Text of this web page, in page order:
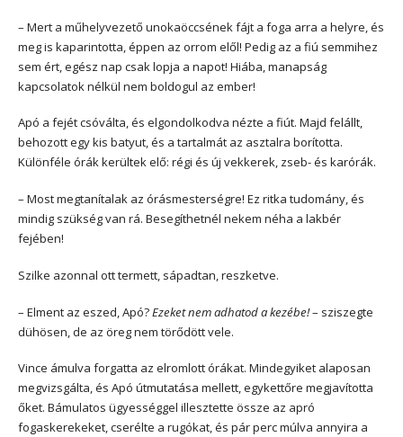
– Mert a műhelyvezető unokaöccsének fájt a foga arra a helyre, és
meg is kaparintotta, éppen az orrom elől! Pedig az a fiú semmihez
sem ért, egész nap csak lopja a napot! Hiába, manapság
kapcsolatok nélkül nem boldogul az ember!
Apó a fejét csóválta, és elgondolkodva nézte a fiút. Majd felállt,
behozott egy kis batyut, és a tartalmát az asztalra borította.
Különféle órák kerültek elő: régi és új vekkerek, zseb- és karórák.
– Most megtanítalak az órásmesterségre! Ez ritka tudomány, és
mindig szükség van rá. Besegíthetnél nekem néha a lakbér
fejében!
Szilke azonnal ott termett, sápadtan, reszketve.
– Elment az eszed, Apó?Ezeket nem adhatod a kezébe!– sziszegte
dühösen, de az öreg nem törődött vele.
Vince ámulva forgatta az elromlott órákat. Mindegyiket alaposan
megvizsgálta, és Apó útmutatása mellett, egykettőre megjavította
őket. Bámulatos ügyességgel illesztette össze az apró
fogaskerekeket, cserélte a rugókat, és pár perc múlva annyira a